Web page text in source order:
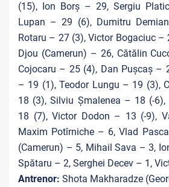
(15), Ion Borș – 29, Sergiu
Lupan – 29 (6), Dumitru
Rotaru – 27 (3), Victor Bogaciuc –
Djou (Camerun) – 26, Cătălin
Cojocaru – 25 (4), Dan Pușcaș –
– 19 (1), Teodor Lungu – 19 (3),
18 (3), Silviu Șmalenea – 18 (-
18 (7), Victor Dodon – 13 (-9),
Maxim Potîrniche – 6, Vlad
(Camerun) – 5, Mihail Sava – 3,
Spătaru – 2, Serghei Decev – 1,
Antrenor: Shota Makharadze